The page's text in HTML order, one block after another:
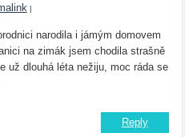
|
narodila i jámým domovem
na zimák jsem chodila strašně
už dlouhá léta nežiju, moc ráda se
Reply